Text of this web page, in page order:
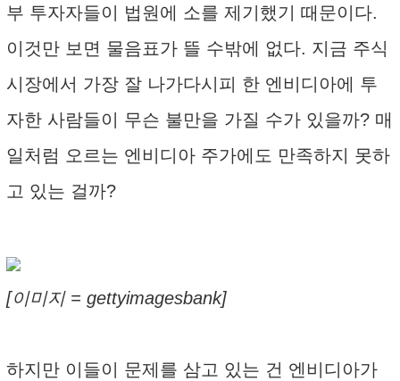
부 투자자들이 법원에 소를 제기했기 때문이다.
이것만 보면 물음표가 뜰 수밖에 없다. 지금 주식
시장에서 가장 잘 나가다시피 한 엔비디아에 투
자한 사람들이 무슨 불만을 가질 수가 있을까? 매
일처럼 오르는 엔비디아 주가에도 만족하지 못하
고 있는 걸까?
[이미지 = gettyimagesbank]
하지만 이들이 문제를 삼고 있는 건 엔비디아가